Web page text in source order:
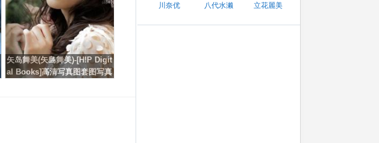
矢岛舞美(矢島舞美)-[H!P Digit
al Books]高清写真图套图写真
川奈优 八代水濑 立花麗美